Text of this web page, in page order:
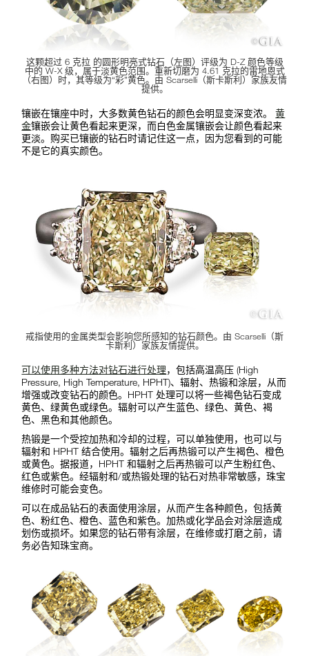
这颗超过 6 克拉 的圆形明亮式钻石（左图）评级为 D-Z 颜色等级
中的 W-X 级，属于淡黄色范围。重新切磨为 4.61 克拉的雷地恩式
（右图）时，其等级为“彩”黄色。由 Scarselli（斯卡斯利）家族友情
提供。
镶嵌在镶座中时，大多数黄色钻石的颜色会明显变深变浓。黄
金镶嵌会让黄色看起来更深，而白色金属镶嵌会让颜色看起来
更淡。购买已镶嵌的钻石时请记住这一点，因为您看到的可能
不是它的真实颜色。
戒指使用的金属类型会影响您所感知的钻石颜色。由 Scarselli（斯
卡斯利）家族友情提供。
可以使用多种方法对钻石进行处理，包括高温高压 (High
Pressure, High Temperature, HPHT)、辐射、热锻和涂层，从而
增强或改变钻石的颜色。HPHT 处理可以将一些褐色钻石变成
黄色、绿黄色或绿色。辐射可以产生蓝色、绿色、黄色、褐
色、黑色和其他颜色。
热锻是一个受控加热和冷却的过程，可以单独使用，也可以与
辐射和 HPHT 结合使用。辐射之后再热锻可以产生褐色、橙色
或黄色。据报道，HPHT 和辐射之后再热锻可以产生粉红色、
红色或紫色。经辐射和/或热锻处理的钻石对热非常敏感，珠宝
维修时可能会变色。
可以在成品钻石的表面使用涂层，从而产生各种颜色，包括黄
色、粉红色、橙色、蓝色和紫色。加热或化学品会对涂层造成
划伤或损坏。如果您的钻石带有涂层，在维修或打磨之前，请
务必告知珠宝商。